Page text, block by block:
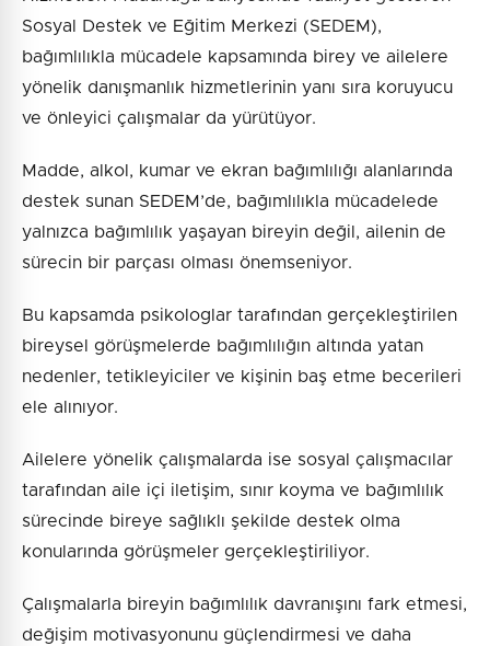
Sosyal Destek ve Eğitim Merkezi (SEDEM),
bağımlılıkla mücadele kapsamında birey ve ailelere
yönelik danışmanlık hizmetlerinin yanı sıra koruyucu
ve önleyici çalışmalar da yürütüyor.
Madde, alkol, kumar ve ekran bağımlılığı alanlarında
destek sunan SEDEM’de, bağımlılıkla mücadelede
yalnızca bağımlılık yaşayan bireyin değil, ailenin de
sürecin bir parçası olması önemseniyor.
Bu kapsamda psikologlar tarafından gerçekleştirilen
bireysel görüşmelerde bağımlılığın altında yatan
nedenler, tetikleyiciler ve kişinin baş etme becerileri
ele alınıyor.
Ailelere yönelik çalışmalarda ise sosyal çalışmacılar
tarafından aile içi iletişim, sınır koyma ve bağımlılık
sürecinde bireye sağlıklı şekilde destek olma
konularında görüşmeler gerçekleştiriliyor.
Çalışmalarla bireyin bağımlılık davranışını fark etmesi,
değişim motivasyonunu güçlendirmesi ve daha